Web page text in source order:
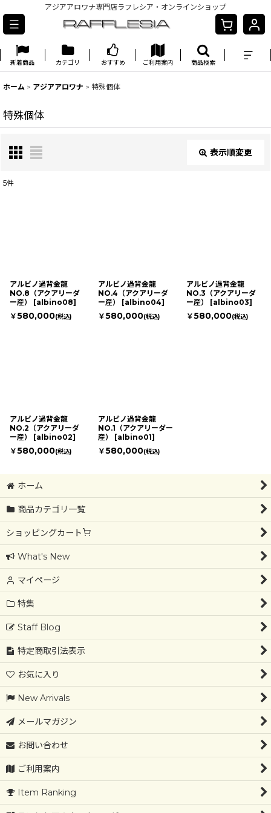
アジアアロワナ専門店ラフレシア・オンラインショップ
新着商品 カテゴリ おすすめ ご利用案内 商品検索
ホーム > アジアアロワナ > 特殊個体
特殊個体
表示順変更
5件
アルビノ過背金龍
NO.8（アクアリーダ
ー産）
[albino08]
￥580,000(税込)
アルビノ過背金龍
NO.4（アクアリーダ
ー産）
[albino04]
￥580,000(税込)
アルビノ過背金龍
NO.3（アクアリーダ
ー産）
[albino03]
￥580,000(税込)
アルビノ過背金龍
NO.2（アクアリーダ
ー産）
[albino02]
￥580,000(税込)
アルビノ過背金龍
NO.1（アクアリーダー
産）
[albino01]
￥580,000(税込)
ホーム
商品カテゴリ一覧
ショッピングカート
What's New
マイページ
特集
Staff Blog
特定商取引法表示
お気に入り
New Arrivals
メールマガジン
お問い合わせ
ご利用案内
Item Ranking